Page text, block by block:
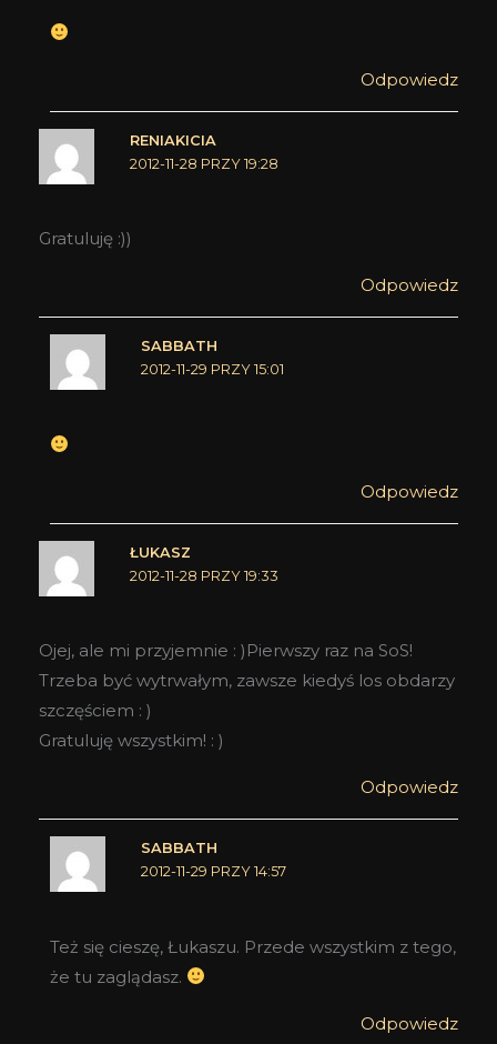
Odpowiedz
RENIAKICIA
2012-11-28 PRZY 19:28
Gratuluję :))
Odpowiedz
SABBATH
2012-11-29 PRZY 15:01
Odpowiedz
ŁUKASZ
2012-11-28 PRZY 19:33
Ojej, ale mi przyjemnie : )Pierwszy raz na SoS!
Trzeba być wytrwałym, zawsze kiedyś los obdarzy
szczęściem : )
Gratuluję wszystkim! : )
Odpowiedz
SABBATH
2012-11-29 PRZY 14:57
Też się cieszę, Łukaszu. Przede wszystkim z tego,
że tu zaglądasz.
Odpowiedz